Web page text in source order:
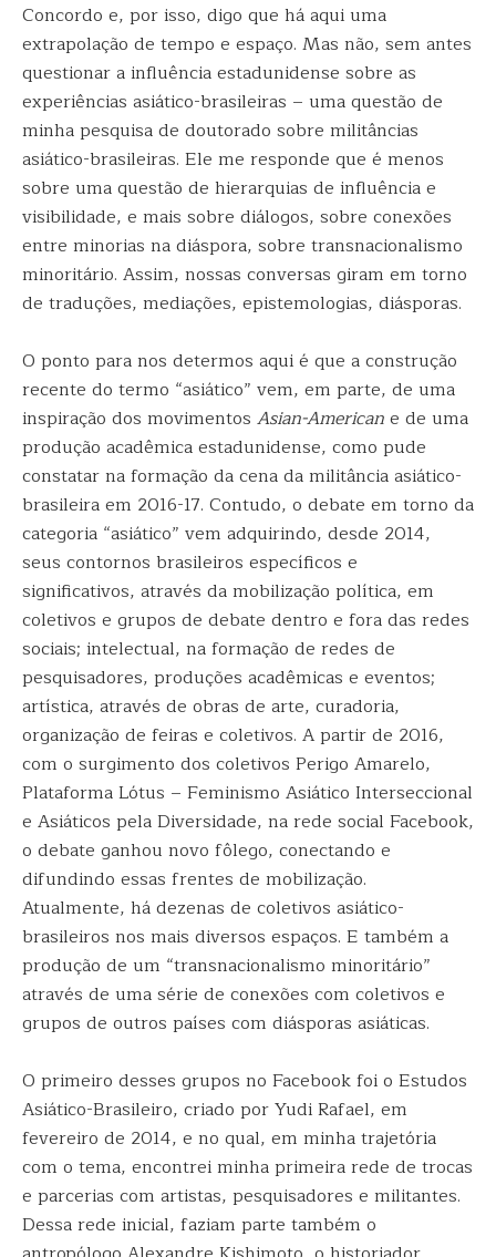
Concordo e, por isso, digo que há aqui uma
extrapolação de tempo e espaço. Mas não, sem antes
questionar a influência estadunidense sobre as
experiências asiático-brasileiras – uma questão de
minha pesquisa de doutorado sobre militâncias
asiático-brasileiras. Ele me responde que é menos
sobre uma questão de hierarquias de influência e
visibilidade, e mais sobre diálogos, sobre conexões
entre minorias na diáspora, sobre transnacionalismo
minoritário. Assim, nossas conversas giram em torno
de traduções, mediações, epistemologias, diásporas.
O ponto para nos determos aqui é que a construção
recente do termo “asiático” vem, em parte, de uma
inspiração dos movimentos Asian-Americane de uma
produção acadêmica estadunidense, como pude
constatar na formação da cena da militância asiático-
brasileira em 2016-17. Contudo, o debate em torno da
categoria “asiático” vem adquirindo, desde 2014,
seus contornos brasileiros específicos e
significativos, através da mobilização política, em
coletivos e grupos de debate dentro e fora das redes
sociais; intelectual, na formação de redes de
pesquisadores, produções acadêmicas e eventos;
artística, através de obras de arte, curadoria,
organização de feiras e coletivos. A partir de 2016,
com o surgimento dos coletivos Perigo Amarelo,
Plataforma Lótus – Feminismo Asiático Interseccional
e Asiáticos pela Diversidade, na rede social Facebook,
o debate ganhou novo fôlego, conectando e
difundindo essas frentes de mobilização.
Atualmente, há dezenas de coletivos asiático-
brasileiros nos mais diversos espaços. E também a
produção de um “transnacionalismo minoritário”
através de uma série de conexões com coletivos e
grupos de outros países com diásporas asiáticas.
O primeiro desses grupos no Facebook foi o Estudos
Asiático-Brasileiro, criado por Yudi Rafael, em
fevereiro de 2014, e no qual, em minha trajetória
com o tema, encontrei minha primeira rede de trocas
e parcerias com artistas, pesquisadores e militantes.
Dessa rede inicial, faziam parte também o